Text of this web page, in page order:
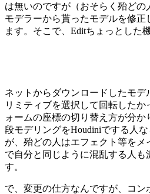
は無いのですが（おそらく殆どの
モデラーから貰ったモデルを修
ます。そこで、Editちょっとした
ネットからダウンロードしたモ
リミティブを選択して回転した
ォームの座標の切り替え方が分
段モデリングをHoudiniでする人
が、殆どの人はエフェクト等を
で自分と同じように混乱する人も
す。
で、変更の仕方なんですが、コ